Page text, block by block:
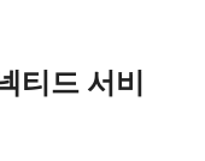
티드 서비